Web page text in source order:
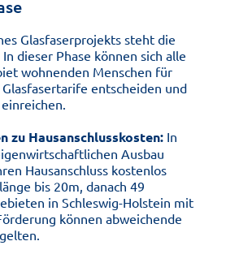
Glasfaserprojekts steht die
dieser Phase können sich alle
wohnenden Menschen für
entscheiden und
zu Hausanschlusskosten:In
Ausbau
Hausanschluss kostenlos
bis 20m, danach 49
in Schleswig-Holstein mit
können abweichende